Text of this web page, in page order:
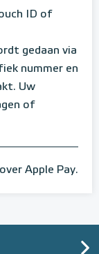
ID of
gedaan via
nummer en
Uw
of
Apple Pay.